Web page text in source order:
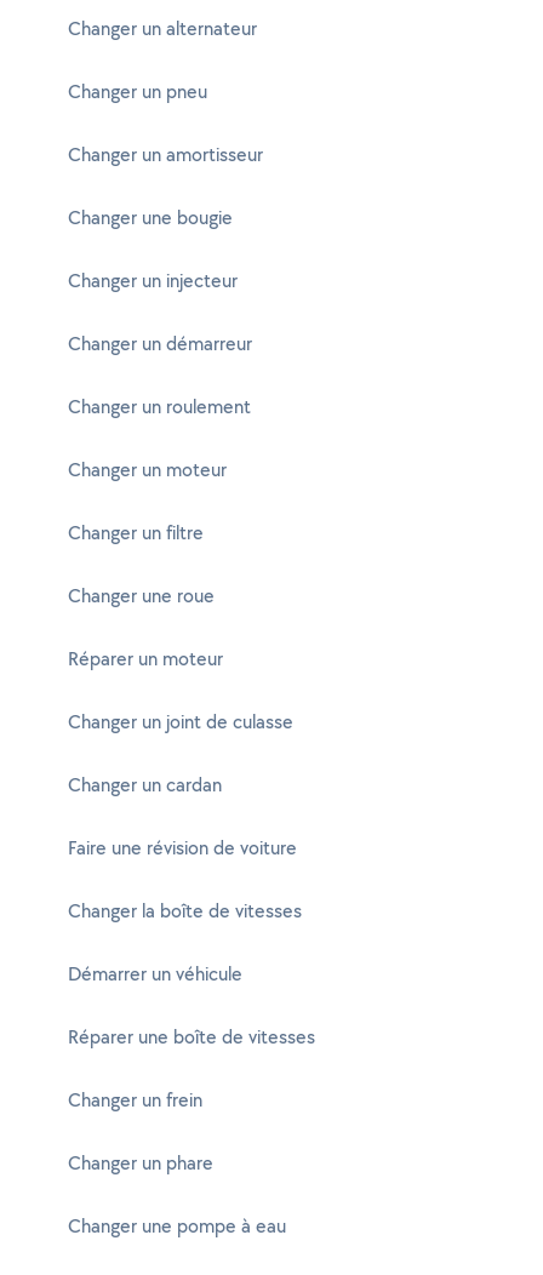
Changer un alternateur
Changer un pneu
Changer un amortisseur
Changer une bougie
Changer un injecteur
Changer un démarreur
Changer un roulement
Changer un moteur
Changer un filtre
Changer une roue
Réparer un moteur
Changer un joint de culasse
Changer un cardan
Faire une révision de voiture
Changer la boîte de vitesses
Démarrer un véhicule
Réparer une boîte de vitesses
Changer un frein
Changer un phare
Changer une pompe à eau